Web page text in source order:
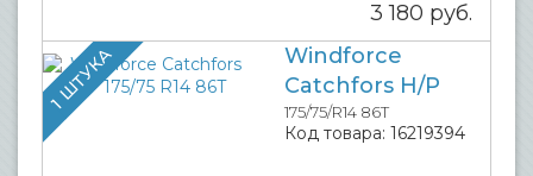
3 180 руб.
1 ШТУКА
Windforce
Catchfors H/P
175/75/R14 86T
Код товара: 16219394